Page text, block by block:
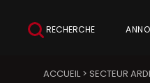
RECHERCHE
ACCUEIL> SECTEUR